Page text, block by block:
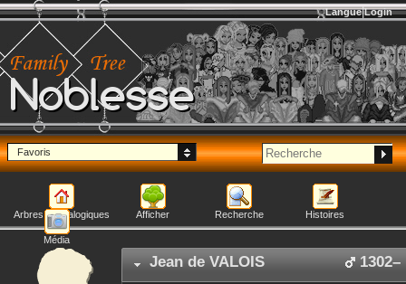
Noblesse
Langue Login
Favoris
Arbres généalogiques Afficher Recherche Histoires
Média
Jean de VALOIS 1302–